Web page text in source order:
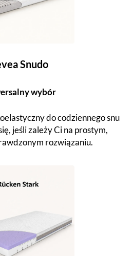
Snudo
wybór
do codziennego snu
jeśli zależy Ci na prostym,
rozwiązaniu.